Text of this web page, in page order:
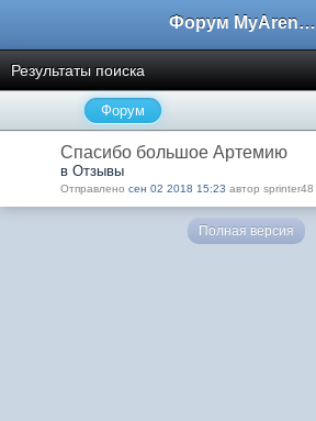
Форум MyArena.ru
Результаты поиска
Форум
Спасибо большое Артемию
в Отзывы
Отправлено сен 02 2018 15:23 автор sprinter48
Полная версия